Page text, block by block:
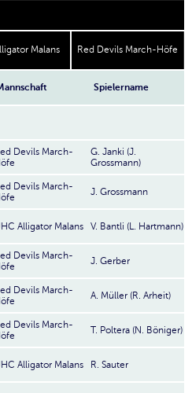
Malans Red Devils March-Höfe
Spielername
Devils March-
G. Janki (J.
Grossmann)
Devils March-
J. Grossmann
Alligator Malans V. Bantli (L. Hartmann)
Devils March-
J. Gerber
Devils March-
A. Müller (R. Arheit)
Devils March-
T. Poltera (N. Böniger)
Alligator Malans R. Sauter